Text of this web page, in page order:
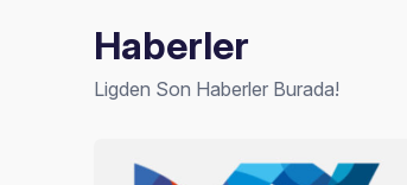
Haberler
Ligden Son Haberler Burada!